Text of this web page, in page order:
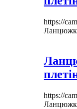
https://
https://